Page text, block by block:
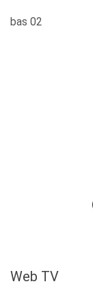
bas 02
Web TV